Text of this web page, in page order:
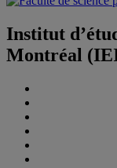
Institut
Montréal